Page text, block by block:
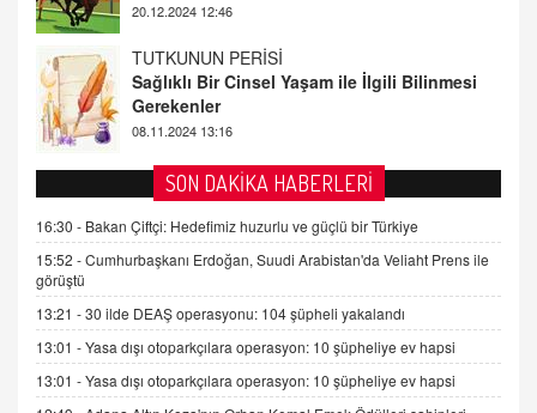
08.11.2024 13:16
FARUK ÖNALAN
Tezkere Onaylanmasaydı…
2 Kasım 2021 Salı 00:11
AV. DOĞAN CAN DOĞAN
Kişisel verilerin korunması ve dijital hukukun
gelişimi
15.09.2025 16:17
SEHER EREK
Kış Ayları Geldi, Hangi Önlemler Alınmalı?
9.12.2025 10:11
SON DAKİKA HABERLERİ
16:30 - Bakan Çiftçi: Hedefimiz huzurlu ve güçlü bir Türkiye
15:52 -Cumhurbaşkanı Erdoğan, Suudi Arabistan'da Veliaht Prens ile
görüştü
13:21 -30 ilde DEAŞ operasyonu: 104 şüpheli yakalandı
13:01 -Yasa dışı otoparkçılara operasyon: 10 şüpheliye ev hapsi
13:01 -Yasa dışı otoparkçılara operasyon: 10 şüpheliye ev hapsi